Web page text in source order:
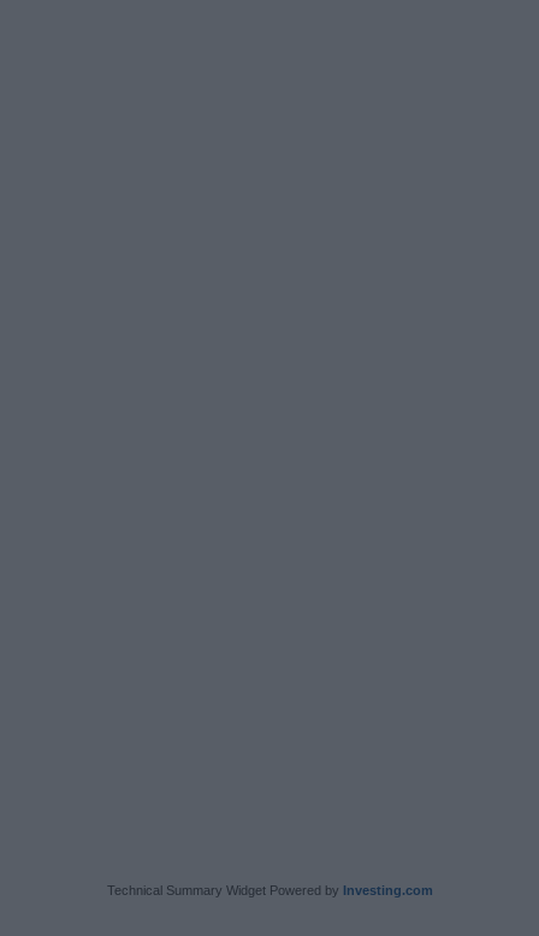
Technical Summary Widget Powered by Investing.com